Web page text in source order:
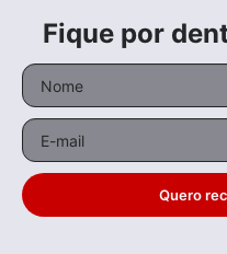
Fique por
Quero